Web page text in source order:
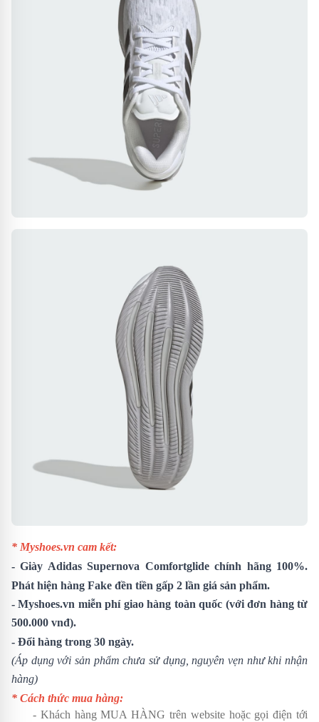
* Myshoes.vn cam kết:
-Giày Adidas Supernova Comfortglidechính hãng 100%.
Phát hiện hàng Fake đền tiền gấp 2 lần giá sản phẩm.
- Myshoes.vn miễn phí giao hàng toàn quốc (với đơn hàng từ
500.000 vnđ).
- Đổi hàng trong 30 ngày.
(Áp dụng với sản phẩm chưa sử dụng, nguyên vẹn như khi nhận
hàng)
* Cách thức mua hàng:
- Khách hàng MUA HÀNG trên website hoặc gọi điện tới